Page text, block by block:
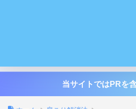
当サイトではPRを